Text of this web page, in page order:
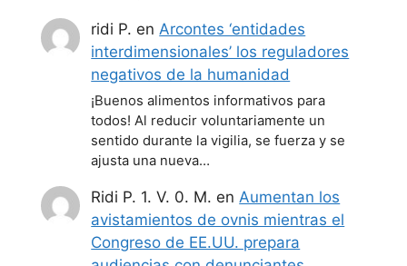
ridi P. enArcontes ‘entidades
interdimensionales’ los reguladores
negativos de la humanidad
¡Buenos alimentos informativos para
todos! Al reducir voluntariamente un
sentido durante la vigilia, se fuerza y se
ajusta una nueva…
Ridi P. 1. V. 0. M. enAumentan los
avistamientos de ovnis mientras el
Congreso de EE.UU. prepara